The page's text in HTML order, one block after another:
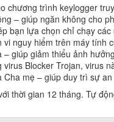
chương trình keylogger
– giúp ngăn không cho
bạn lựa chọn chỉ chạy
nguy hiểm trên máy tính
giúp giảm thiểu ảnh
Blocker Trojan, virus
mẹ – giúp duy trì sự
thời gian 12 tháng. Tự